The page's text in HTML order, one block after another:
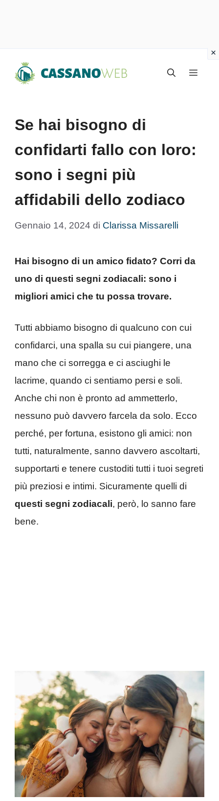
Menu
Se hai bisogno di
confidarti fallo con loro:
sono i segni più
affidabili dello zodiaco
Gennaio 14, 2024 di Clarissa Missarelli
Hai bisogno di un amico fidato? Corri da
uno di questi segni zodiacali: sono i
migliori amici che tu possa trovare.
Tutti abbiamo bisogno di qualcuno con cui
confidarci, una spalla su cui piangere, una
mano che ci sorregga e ci asciughi le
lacrime, quando ci sentiamo persi e soli.
Anche chi non è pronto ad ammetterlo,
nessuno può davvero farcela da solo. Ecco
perché, per fortuna, esistono gli amici: non
tutti, naturalmente, sanno davvero ascoltarti,
supportarti e tenere custoditi tutti i tuoi segreti
più preziosi e intimi. Sicuramente quelli di
questi segni zodiacali, però, lo sanno fare
bene.